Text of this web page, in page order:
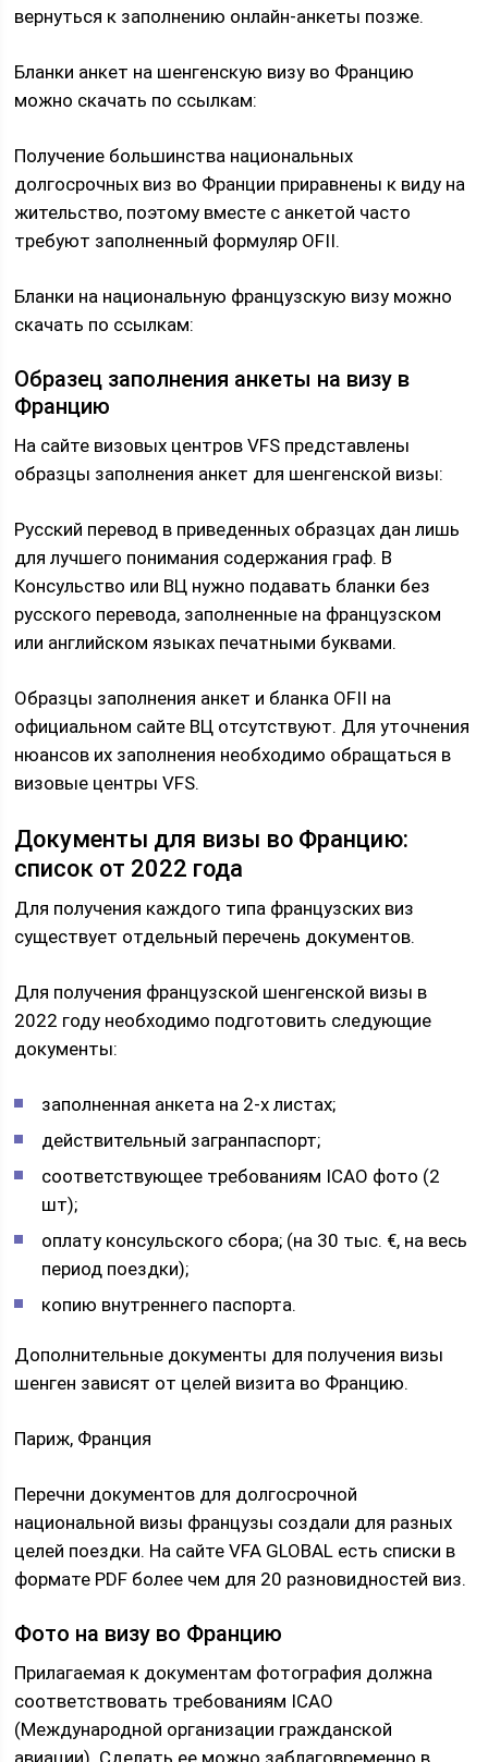
вернуться к заполнению онлайн-анкеты позже.
Бланки анкет на шенгенскую визу во Францию
можно скачать по ссылкам:
Получение большинства национальных
долгосрочных виз во Франции приравнены к виду на
жительство, поэтому вместе с анкетой часто
требуют заполненный формуляр OFII.
Бланки на национальную французскую визу можно
скачать по ссылкам:
Образец заполнения анкеты на визу в
Францию
На сайте визовых центров VFS представлены
образцы заполнения анкет для шенгенской визы:
Русский перевод в приведенных образцах дан лишь
для лучшего понимания содержания граф. В
Консульство или ВЦ нужно подавать бланки без
русского перевода, заполненные на французском
или английском языках печатными буквами.
Образцы заполнения анкет и бланка OFII на
официальном сайте ВЦ отсутствуют. Для уточнения
нюансов их заполнения необходимо обращаться в
визовые центры VFS.
Документы для визы во Францию:
список от 2022 года
Для получения каждого типа французских виз
существует отдельный перечень документов.
Для получения французской шенгенской визы в
2022 году необходимо подготовить следующие
документы:
заполненная анкета на 2-х листах;
действительный загранпаспорт;
соответствующее требованиям ICAO фото (2
шт);
оплату консульского сбора; (на 30 тыс. €, на весь
период поездки);
копию внутреннего паспорта.
Дополнительные документы для получения визы
шенген зависят от целей визита во Францию.
Париж, Франция
Перечни документов для долгосрочной
национальной визы французы создали для разных
целей поездки. На сайте VFA GLOBAL есть списки в
формате PDF более чем для 20 разновидностей виз.
Фото на визу во Францию
Прилагаемая к документам фотография должна
соответствовать требованиям ICAO
(Международной организации гражданской
авиации). Сделать ее можно заблаговременно в